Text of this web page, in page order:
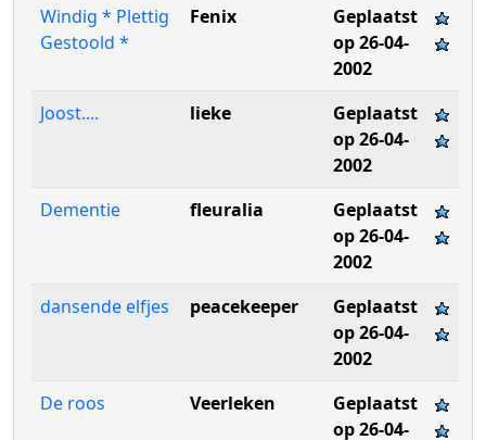
Windig * Plettig
Gestoold *
Fenix
Geplaatst
op 26-04-
2002
Joost....
lieke
Geplaatst
op 26-04-
2002
Dementie
fleuralia
Geplaatst
op 26-04-
2002
dansende elfjes
peacekeeper
Geplaatst
op 26-04-
2002
De roos
Veerleken
Geplaatst
op 26-04-